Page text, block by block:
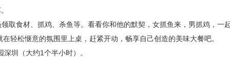
取食材、抓鸡、杀鱼等。看看你和他的默契，女抓鱼来，男抓鸡，一
轻松惬意的氛围里上桌，赶紧开动，畅享自己创造的美味大餐吧。
深圳（大约1个半小时）。